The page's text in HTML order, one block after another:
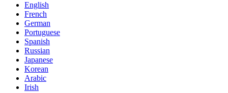
English
French
German
Portuguese
Spanish
Russian
Japanese
Korean
Arabic
Irish